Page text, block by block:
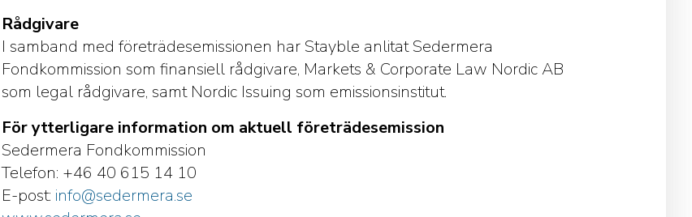
Rådgivare
I samband med företrädesemissionen har Stayble anlitat Sedermera
Fondkommission som finansiell rådgivare, Markets & Corporate Law Nordic AB
som legal rådgivare, samt Nordic Issuing som emissionsinstitut.
För ytterligare information om aktuell företrädesemission
Sedermera Fondkommission
Telefon: +46 40 615 14 10
E-post: info@sedermera.se